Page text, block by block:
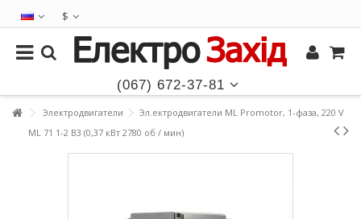
$
(067) 672-37-81
Электродвигатели
Эл.ектродвигатели ML Promotor, 1-фаза, 220 V
ML 71 1-2 B3 (0,37 кВт 2780 об / мин)